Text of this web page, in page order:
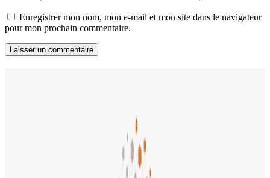
Enregistrer mon nom, mon e-mail et mon site dans le navigateur
pour mon prochain commentaire.